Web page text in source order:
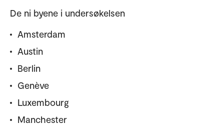
De ni byene i undersøkelsen
Amsterdam
Austin
Berlin
Genève
Luxembourg
Manchester